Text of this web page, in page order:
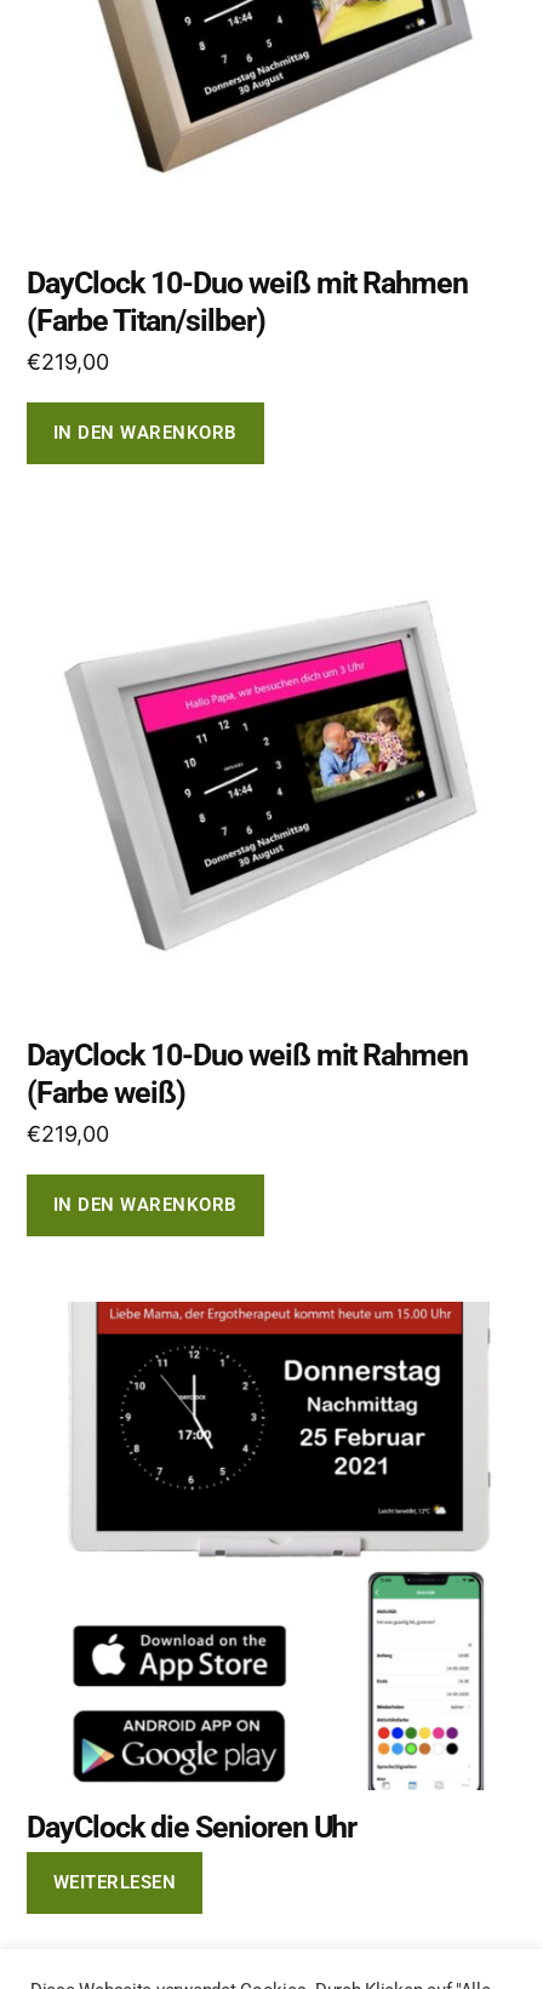
DayClock 10-Duo weiß mit Rahmen
(Farbe Titan/silber)
€219,00
IN DEN WARENKORB
DayClock 10-Duo weiß mit Rahmen
(Farbe weiß)
€219,00
IN DEN WARENKORB
DayClock die Senioren Uhr
WEITERLESEN